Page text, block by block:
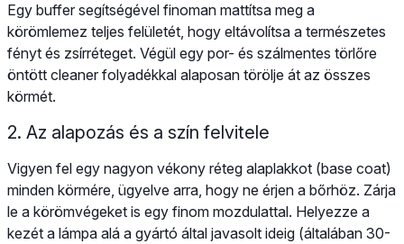
Egy buffer segítségével finoman mattítsa meg a
körömlemez teljes felületét, hogy eltávolítsa a természetes
fényt és zsírréteget. Végül egy por- és szálmentes törlőre
öntött cleaner folyadékkal alaposan törölje át az összes
körmét.
2. Az alapozás és a szín felvitele
Vigyen fel egy nagyon vékony réteg alaplakkot (base coat)
minden körmére, ügyelve arra, hogy ne érjen a bőrhöz. Zárja
le a körömvégeket is egy finom mozdulattal. Helyezze a
kezét a lámpa alá a gyártó által javasolt ideig (általában 30-